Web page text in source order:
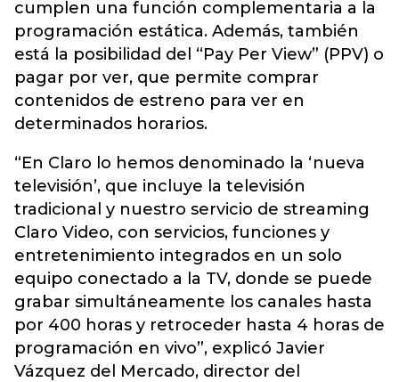
cumplen una función complementaria a la
programación estática. Además, también
está la posibilidad del “Pay Per View” (PPV) o
pagar por ver, que permite comprar
contenidos de estreno para ver en
determinados horarios.
“En Claro lo hemos denominado la ‘nueva
televisión’, que incluye la televisión
tradicional y nuestro servicio de streaming
Claro Video, con servicios, funciones y
entretenimiento integrados en un solo
equipo conectado a la TV, donde se puede
grabar simultáneamente los canales hasta
por 400 horas y retroceder hasta 4 horas de
programación en vivo”, explicó Javier
Vázquez del Mercado, director del